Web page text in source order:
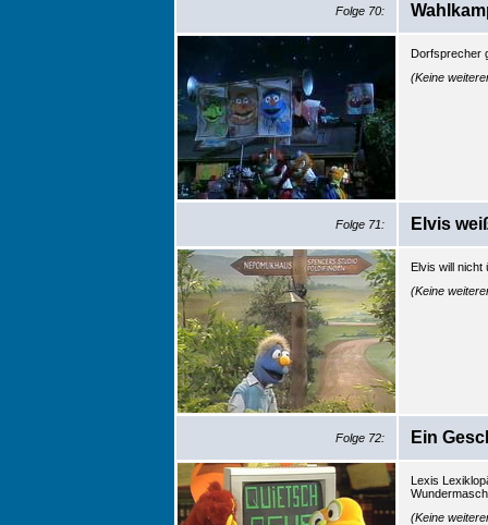
Folge 70:
Dorfsprecher
(Keine
Folge 71: Elvis
Elvis will
(Keine
Folge 72: Ein
Lexis
(Keine